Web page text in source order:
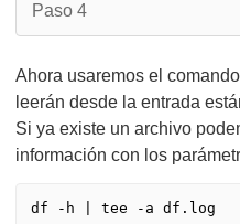
Paso 4
Ahora usaremos el
leerán desde la entrada
Si ya existe un archivo
información con los
df -h | tee -a df.log